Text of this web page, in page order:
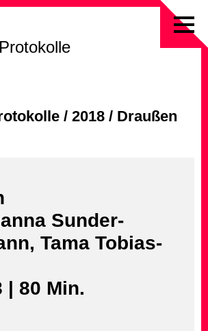
to
/ 2018/ Draußen
Sunder-
Tama Tobias-
| 80 Min.